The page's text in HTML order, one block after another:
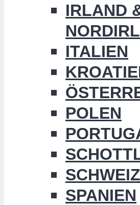
IRLAND
ITALIEN
POLEN
SCHWEIZ
SPANIEN